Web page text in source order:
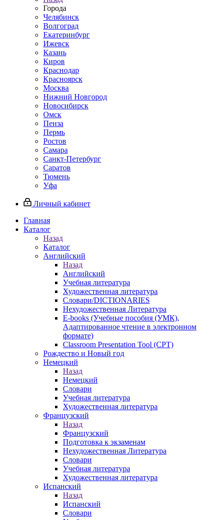
Города
Челябинск
Волгоград
Екатеринбург
Ижевск
Казань
Киров
Краснодар
Красноярск
Москва
Нижний Новгород
Новосибирск
Омск
Пенза
Пермь
Ростов
Самара
Санкт-Петербург
Саратов
Тюмень
Уфа
Личный кабинет
Главная
Каталог
Назад
Каталог
Английский
Назад
Английский
Учебная литература
Художественная литература
Словари/DICTIONARIES
Нехудожественная Литература
E-books (Учебные пособия (УМК),
Адаптированное чтение в электронном
формате)
Classroom Presentation Tool (CPT)
Рождество и Новый год
Немецкий
Назад
Немецкий
Словари
Учебная литература
Художественная литература
Французский
Назад
Французский
Подготовка к экзаменам
Нехудожественная Литература
Словари
Учебная литература
Художественная литература
Испанский
Назад
Испанский
Словари